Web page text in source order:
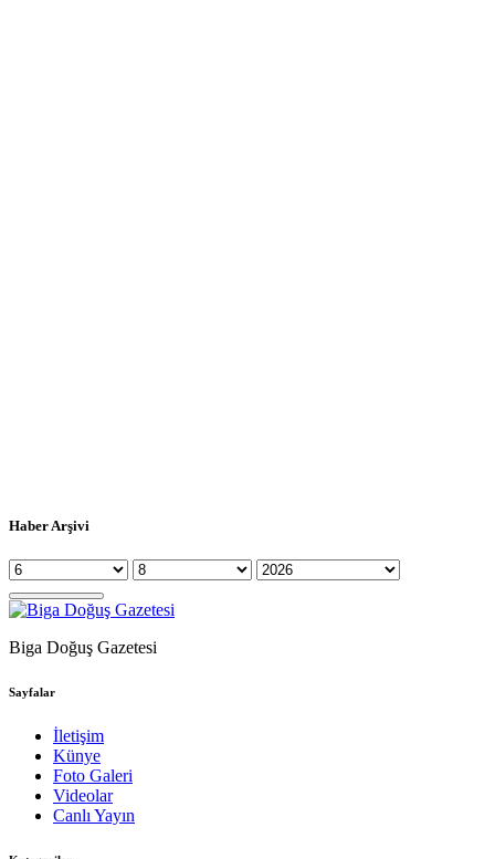
Haber Arşivi
Biga Doğuş Gazetesi
Sayfalar
İletişim
Künye
Foto Galeri
Videolar
Canlı Yayın